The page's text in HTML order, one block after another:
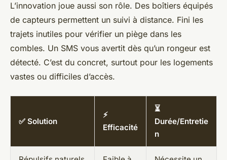
L’innovation joue aussi son rôle. Des boîtiers équipés
de capteurs permettent un suivi à distance. Fini les
trajets inutiles pour vérifier un piège dans les
combles. Un SMS vous avertit dès qu’un rongeur est
détecté. C’est du concret, surtout pour les logements
vastes ou difficiles d’accès.
✅ Solution
⚡
Efficacité
⏳
Durée/Entretie
n